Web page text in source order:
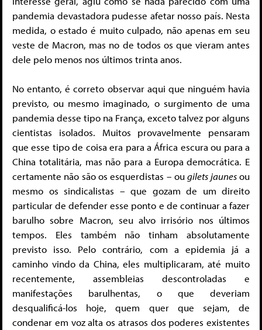
pandemia devastadora pudesse afetar nosso país. Nesta
medida, o estado é muito culpado, não apenas em seu
veste de Macron, mas no de todos os que vieram antes
dele pelo menos nos últimos trinta anos.
No entanto, é correto observar aqui que ninguém havia
previsto, ou mesmo imaginado, o surgimento de uma
pandemia desse tipo na França, exceto talvez por alguns
cientistas isolados. Muitos provavelmente pensaram
que esse tipo de coisa era para a África escura ou para a
China totalitária, mas não para a Europa democrática. E
certamente não são os esquerdistas – ougilets jaunesou
mesmo os sindicalistas – que gozam de um direito
particular de defender esse ponto e de continuar a fazer
barulho sobre Macron, seu alvo irrisório nos últimos
tempos. Eles também não tinham absolutamente
previsto isso. Pelo contrário, com a epidemia já a
caminho vindo da China, eles multiplicaram, até muito
recentemente, assembleias descontroladas e
manifestações barulhentas, o que deveriam
desqualificá-los hoje, quem quer que sejam, de
condenar em voz alta os atrasos dos poderes existentes